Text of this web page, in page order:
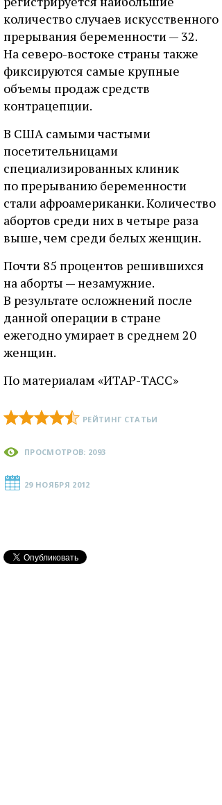
количество случаев искусственного
прерывания беременности — 32.
На северо-востоке страны также
фиксируются самые крупные
объемы продаж средств
контрацепции.
В США самыми частыми
посетительницами
специализированных клиник
по прерыванию беременности
стали афроамериканки. Количество
абортов среди них в четыре раза
выше, чем среди белых женщин.
Почти 85 процентов решившихся
на аборты — незамужние.
В результате осложнений после
данной операции в стране
ежегодно умирает в среднем 20
женщин.
По материалам «ИТАР-ТАСС»
РЕЙТИНГ СТАТЬИ
ПРОСМОТРОВ: 2093
29 НОЯБРЯ 2012